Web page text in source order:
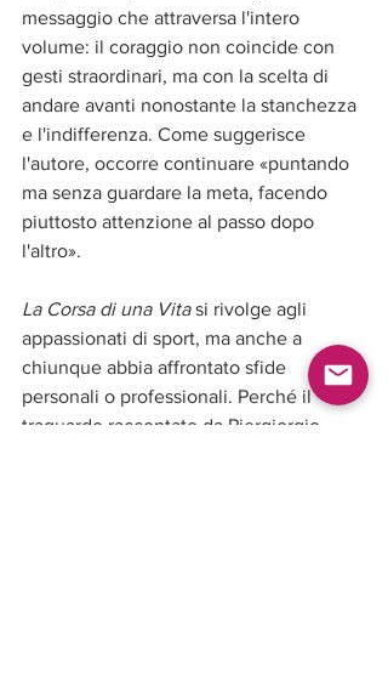
messaggio che attraversa l'intero
volume: il coraggio non coincide con
gesti straordinari, ma con la scelta di
andare avanti nonostante la stanchezza
e l'indifferenza. Come suggerisce
l'autore, occorre continuare «puntando
ma senza guardare la meta, facendo
piuttosto attenzione al passo dopo
l'altro».
La Corsa di una Vita si rivolge agli
appassionati di sport, ma anche a
chiunque abbia affrontato sfide
personali o professionali. Perché il
traguardo raccontato da Piergiorgio